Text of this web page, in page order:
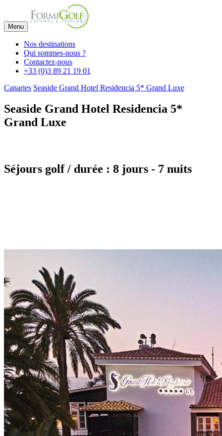
Menu
Nos destinations
Qui sommes-nous ?
Contactez-nous
+33 (0)3 89 21 19 01
Canaries Seaside Grand Hotel Residencia 5* Grand Luxe
Seaside Grand Hotel Residencia 5*
Grand Luxe
Séjours golf / durée : 8 jours - 7 nuits